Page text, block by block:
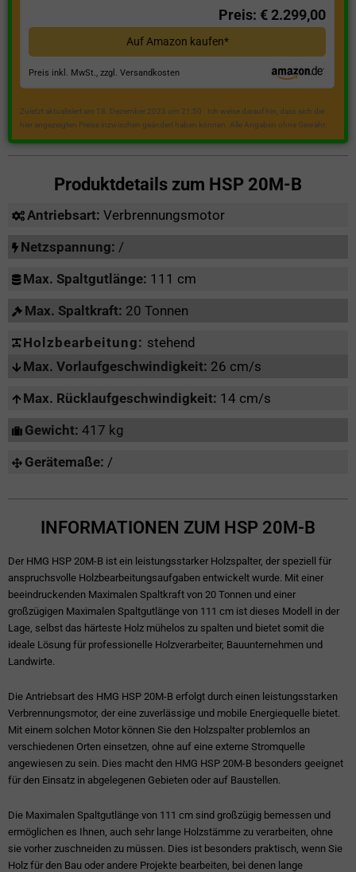
Preis: € 2.299,00
Auf Amazon kaufen*
Preis inkl. MwSt., zzgl. Versandkosten
Zuletzt aktualisiert am 18. Dezember 2023 um 21:50 . Ich weise darauf hin, dass sich die
hier angezeigten Preise inzwischen geändert haben können. Alle Angaben ohne Gewähr.
Produktdetails zum HSP 20M-B
Antriebsart: Verbrennungsmotor
Netzspannung: /
Max. Spaltgutlänge: 111 cm
Max. Spaltkraft: 20 Tonnen
Holzbearbeitung: stehend
Max. Vorlaufgeschwindigkeit: 26 cm/s
Max. Rücklaufgeschwindigkeit: 14 cm/s
Gewicht: 417 kg
Gerätemaße: /
INFORMATIONEN ZUM HSP 20M-B
Der HMG HSP 20M-B ist ein leistungsstarker Holzspalter, der speziell für
anspruchsvolle Holzbearbeitungsaufgaben entwickelt wurde. Mit einer
beeindruckenden Maximalen Spaltkraft von 20 Tonnen und einer
großzügigen Maximalen Spaltgutlänge von 111 cm ist dieses Modell in der
Lage, selbst das härteste Holz mühelos zu spalten und bietet somit die
ideale Lösung für professionelle Holzverarbeiter, Bauunternehmen und
Landwirte.
Die Antriebsart des HMG HSP 20M-B erfolgt durch einen leistungsstarken
Verbrennungsmotor, der eine zuverlässige und mobile Energiequelle bietet.
Mit einem solchen Motor können Sie den Holzspalter problemlos an
verschiedenen Orten einsetzen, ohne auf eine externe Stromquelle
angewiesen zu sein. Dies macht den HMG HSP 20M-B besonders geeignet
für den Einsatz in abgelegenen Gebieten oder auf Baustellen.
Die Maximalen Spaltgutlänge von 111 cm sind großzügig bemessen und
ermöglichen es Ihnen, auch sehr lange Holzstämme zu verarbeiten, ohne
sie vorher zuschneiden zu müssen. Dies ist besonders praktisch, wenn Sie
Holz für den Bau oder andere Projekte bearbeiten, bei denen lange